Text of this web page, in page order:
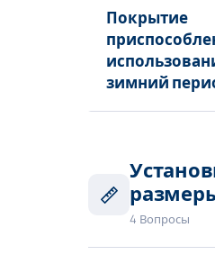
Покрытие
зимний
4 Вопросы